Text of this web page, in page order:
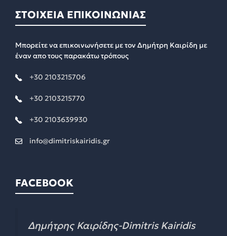
ΣΤΟΙΧΕΙΑ ΕΠΙΚΟΙΝΩΝΙΑΣ
Μπορείτε να επικοινωνήσετε με τον Δημήτρη Καιρίδη με
έναν απο τους παρακάτω τρόπους
+30 2103215706
+30 2103215770
+30 2103639930
info@dimitriskairidis.gr
FACEBOOK
Δημήτρης Καιρίδης-Dimitris Kairidis